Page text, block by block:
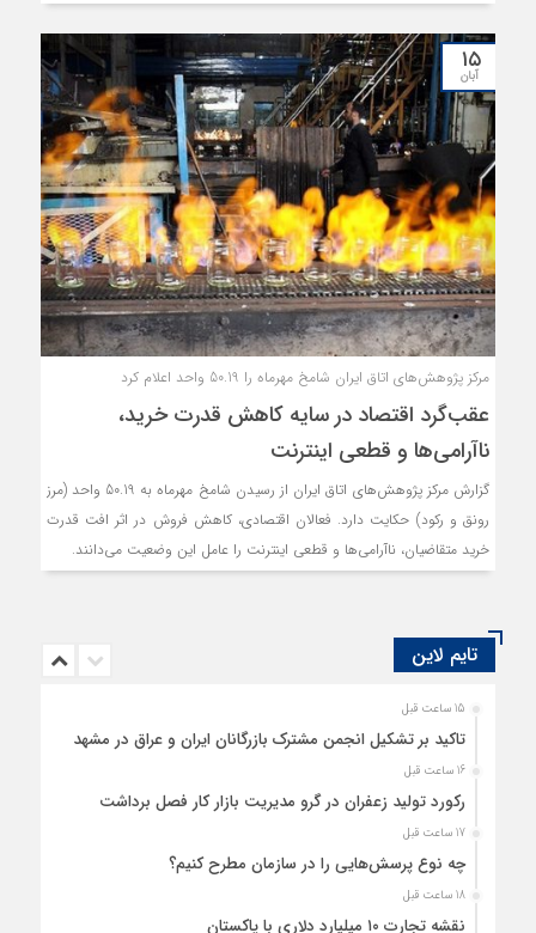
ارائه داده است.
۱۵
آبان
مرکز پژوهش‌های اتاق ایران شامخ مهرماه را 50.19 واحد اعلام کرد
عقب‌گرد اقتصاد در سایه کاهش قدرت خرید،
ناآرامی‌ها و قطعی اینترنت
گزارش مرکز پژوهش‌های اتاق ایران از رسیدن شامخ مهرماه به 50.19 واحد (مرز
رونق و رکود) حکایت دارد. فعالان اقتصادی، کاهش فروش در اثر افت قدرت
خرید متقاضیان، ناآرامی‌ها و قطعی اینترنت را عامل این وضعیت می‌دانند.
تایم لاین
15 ساعت قبل
تاکید بر تشکیل انجمن مشترک بازرگانان ایران و عراق در مشهد
16 ساعت قبل
رکورد تولید زعفران در گرو مدیریت بازار کار فصل برداشت
17 ساعت قبل
چه نوع پرسش‌هایی را در سازمان مطرح کنیم؟
18 ساعت قبل
نقشه تجارت ۱۰‌ میلیارد دلاری با پاکستان